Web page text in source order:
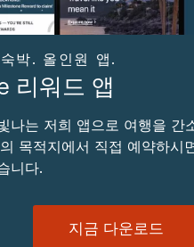
박. 올인원 앱.
리워드 앱
나는 저희 앱으로 여행을 간
목적지에서 직접 예약하시
니다.
지금 다운로드